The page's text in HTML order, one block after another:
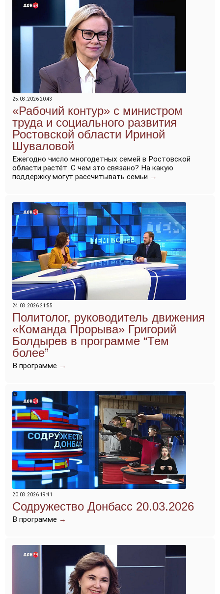
25.03.2026 20:43
«Рабочий контур» с министром
труда и социального развития
Ростовской области Ириной
Шуваловой
Ежегодно число многодетных семей в Ростовской
области растёт. С чем это связано? На какую
поддержку могут рассчитывать семьи →
24.03.2026 21:55
Политолог, руководитель движения
«Команда Прорыва» Григорий
Болдырев в программе “Тем
более”
В программе →
20.03.2026 19:41
Содружество Донбасс 20.03.2026
В программе →